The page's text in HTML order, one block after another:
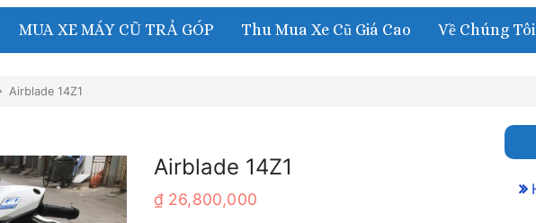
MUA XE MÁY CŨ TRẢ GÓP Thu Mua Xe Cũ Giá Cao Về Chúng Tôi
Airblade 14Z1
Airblade 14Z1
₫26,800,000